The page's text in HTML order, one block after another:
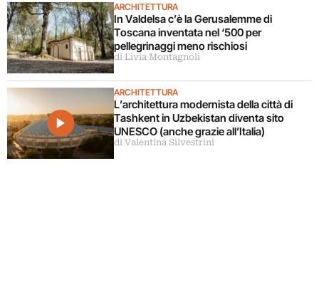
ARCHITETTURA
In Valdelsa c’è la Gerusalemme di
Toscana inventata nel ‘500 per
pellegrinaggi meno rischiosi
di Livia Montagnoli
ARCHITETTURA
L’architettura modernista della città di
Tashkent in Uzbekistan diventa sito
UNESCO (anche grazie all’Italia)
di Valentina Silvestrini